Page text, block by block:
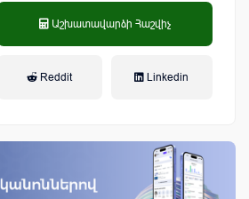
Աշխատավարձի Հաշվիչ
Reddit Linkedin